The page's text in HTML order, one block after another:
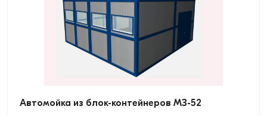
Автомойка из блок-контейнеров МЗ-52